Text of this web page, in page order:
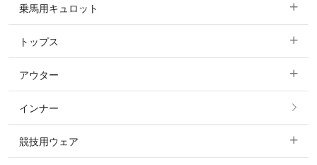
乗馬用キュロット
すべてのキュロット
フルグリップ・尻革 キュロット
ニーグリップ・膝革 キュロット
トップス
すべてのトップス
ポロシャツ
カットソー・Tシャツ・タンクトップ
アウター
すべてのアウター
コート
インナー
競技用ウェア